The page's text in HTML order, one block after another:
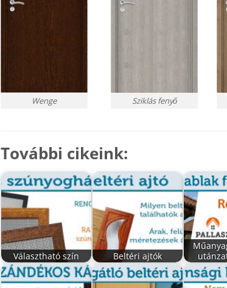
Wenge Sziklás fenyő
További cikeink:
Választható szín Beltéri ajtók